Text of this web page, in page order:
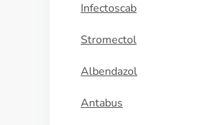
Infectoscab
Stromectol
Albendazol
Antabus